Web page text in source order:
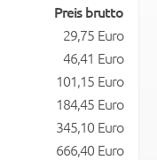
Preis brutto
29,75 Euro
46,41 Euro
101,15 Euro
184,45 Euro
345,10 Euro
666,40 Euro